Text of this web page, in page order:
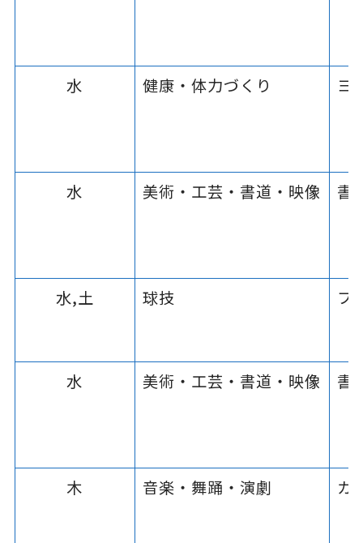
水 健康・体力づくり ヨ
水 美術・工芸・書道・映像 書
水,土 球技 フ
水 美術・工芸・書道・映像 書
木 音楽・舞踊・演劇 カ